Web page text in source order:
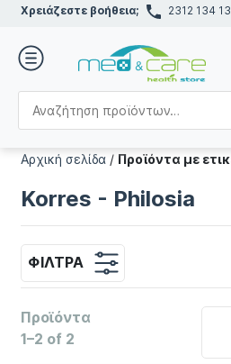
Χρειάζεστε βοήθεια; 2312 134
Αρχική σελίδα / Προϊόντα με
Korres - Philosia
ΦΊΛΤΡΑ
Προϊόντα
1–2 of 2